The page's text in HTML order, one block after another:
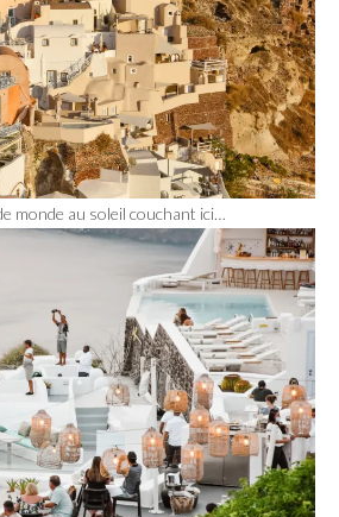
monde au soleil couchant ici…